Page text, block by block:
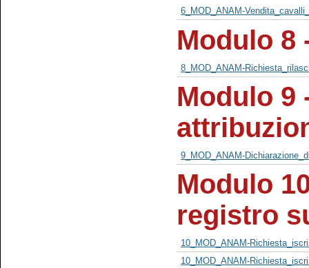
6_MOD_ANAM-
Modulo 8
8_MOD_ANAM-
Modulo 9
9_MOD_ANAM-
Modulo
registro
10_MOD_ANAM-
10_MOD_ANAM-